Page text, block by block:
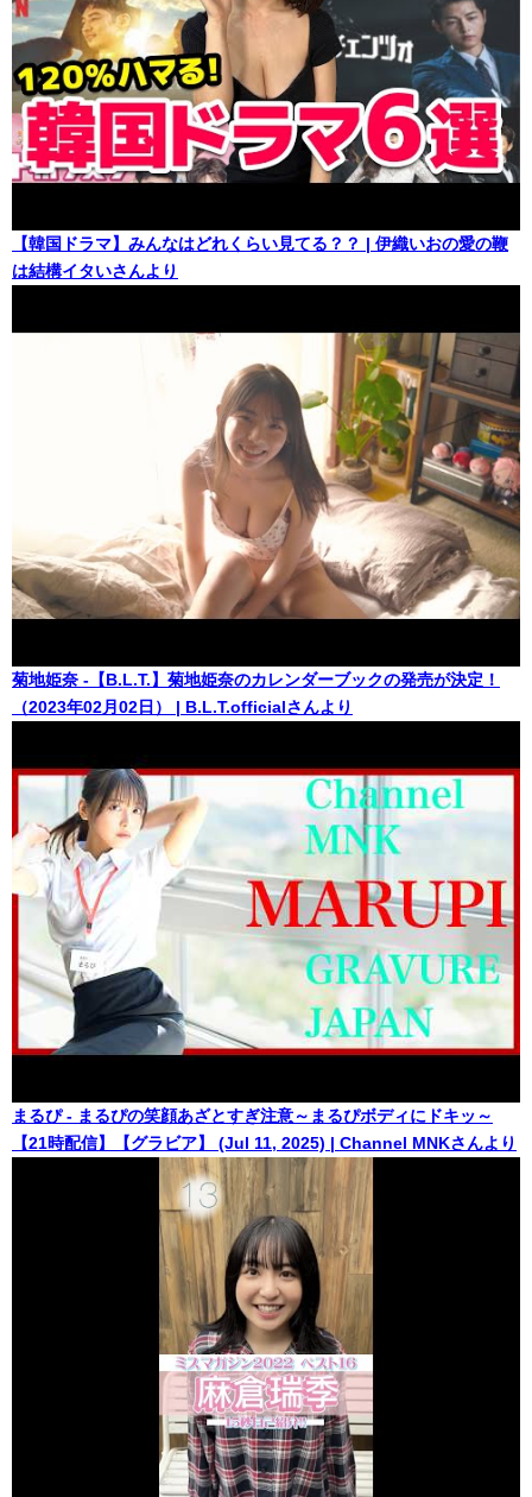
【韓国ドラマ】みんなはどれくらい見てる？？ | 伊織いおの愛の鞭
は結構イタいさんより
菊地姫奈 -【B.L.T.】菊地姫奈のカレンダーブックの発売が決定！
（2023年02月02日） | B.L.T.officialさんより
まるぴ - まるぴの笑顔あざとすぎ注意～まるぴボディにドキッ～
【21時配信】【グラビア】 (Jul 11, 2025) | Channel MNKさんより